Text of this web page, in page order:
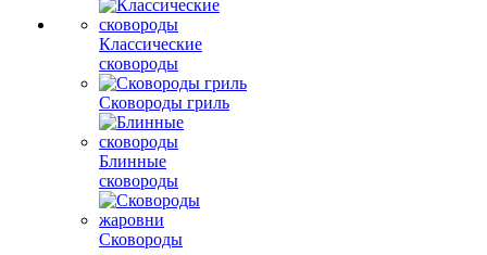
Классические
сковороды
Сковороды гриль
Блинные
сковороды
Сковороды